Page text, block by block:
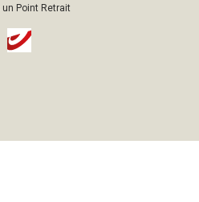
Point Retrait